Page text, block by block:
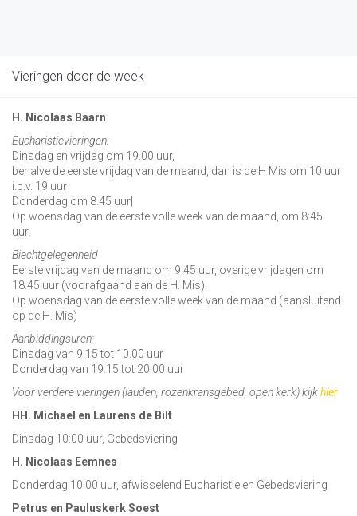
Vieringen door de week
H. Nicolaas Baarn
Eucharistievieringen:
Dinsdag en vrijdag om 19.00 uur,
behalve de eerste vrijdag van de maand, dan is de H Mis om 10 uur
i.p.v. 19 uur
Donderdag om 8.45 uur|
Op woensdag van de eerste volle week van de maand, om 8:45
uur.
Biechtgelegenheid
Eerste vrijdag van de maand om 9.45 uur, overige vrijdagen om
18.45 uur (voorafgaand aan de H. Mis).
Op woensdag van de eerste volle week van de maand (aansluitend
op de H. Mis)
Aanbiddingsuren:
Dinsdag van 9.15 tot 10.00 uur
Donderdag van 19.15 tot 20.00 uur
Voor verdere vieringen (lauden, rozenkransgebed, open kerk) kijkhier
HH. Michael en Laurens de Bilt
Dinsdag 10:00 uur, Gebedsviering
H. Nicolaas Eemnes
Donderdag 10.00 uur, afwisselend Eucharistie en Gebedsviering
Petrus en Pauluskerk Soest